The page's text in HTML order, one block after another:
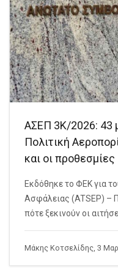
ΑΣΕΠ 3Κ/2026: 43
Πολιτική
και οι προθεσμίες
Εκδόθηκε το ΦΕΚ για
Ασφάλειας (ATSEP) –
πότε ξεκινούν οι
Μάκης Κοτσελίδης, 3